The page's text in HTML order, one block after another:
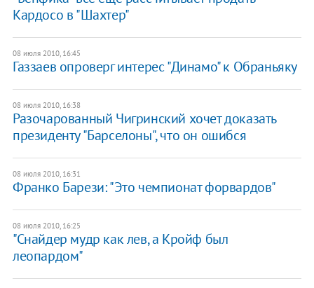
Кардосо в "Шахтер"
08 июля 2010, 16:45
Газзаев опроверг интерес "Динамо" к Обраньяку
08 июля 2010, 16:38
Разочарованный Чигринский хочет доказать
президенту "Барселоны", что он ошибся
08 июля 2010, 16:31
Франко Барези: "Это чемпионат форвардов"
08 июля 2010, 16:25
"Снайдер мудр как лев, а Кройф был
леопардом"